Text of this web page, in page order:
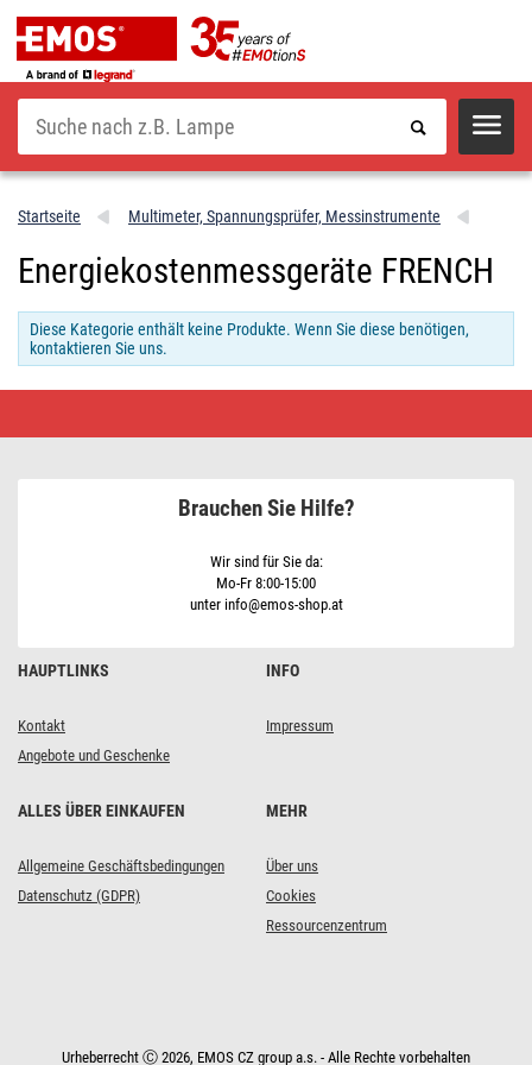
Suche
Startseite Multimeter, Spannungsprüfer, Messinstrumente
Energiekostenmessgeräte FRENCH
Diese Kategorie enthält keine Produkte. Wenn Sie diese benötigen,
kontaktieren Sie uns.
HAUPTLINKS
Kontakt
Angebote und Geschenke
INFO
Impressum
ALLES ÜBER EINKAUFEN
Allgemeine Geschäftsbedingungen
Datenschutz (GDPR)
MEHR
Über uns
Cookies
Ressourcenzentrum
Brauchen Sie Hilfe?
Wir sind für Sie da:
Mo-Fr 8:00-15:00
unter info@emos-shop.at
Urheberrecht Ⓒ 2026, EMOS CZ group a.s. - Alle Rechte vorbehalten